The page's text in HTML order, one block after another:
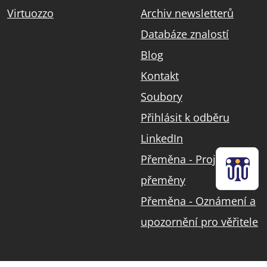
Virtuozzo
Archiv newsletterů
Databáze znalostí
Blog
Kontakt
Soubory
Přihlásit k odběru
LinkedIn
Přeměna - Projekt
přeměny
Přeměna - Oznámení a
upozornění pro věřitele